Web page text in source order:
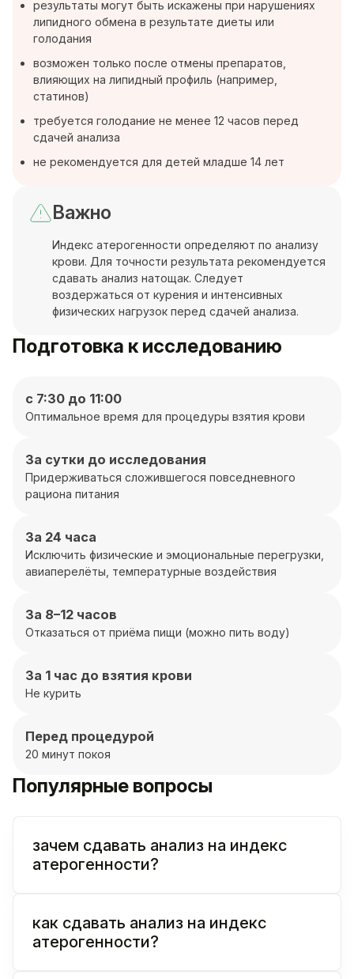
результаты могут быть искажены при нарушениях
липидного обмена в результате диеты или
голодания
возможен только после отмены препаратов,
влияющих на липидный профиль (например,
статинов)
требуется голодание не менее 12 часов перед
сдачей анализа
не рекомендуется для детей младше 14 лет
Важно
Индекс атерогенности определяют по анализу
крови. Для точности результата рекомендуется
сдавать анализ натощак. Следует
воздержаться от курения и интенсивных
физических нагрузок перед сдачей анализа.
Подготовка к исследованию
с 7:30 до 11:00
Оптимальное время для процедуры взятия крови
За сутки до исследования
Придерживаться сложившегося повседневного
рациона питания
За 24 часа
Исключить физические и эмоциональные перегрузки,
авиаперелёты, температурные воздействия
За 8–12 часов
Отказаться от приёма пищи (можно пить воду)
За 1 час до взятия крови
Не курить
Перед процедурой
20 минут покоя
Популярные вопросы
зачем сдавать анализ на индекс
атерогенности?
как сдавать анализ на индекс
атерогенности?